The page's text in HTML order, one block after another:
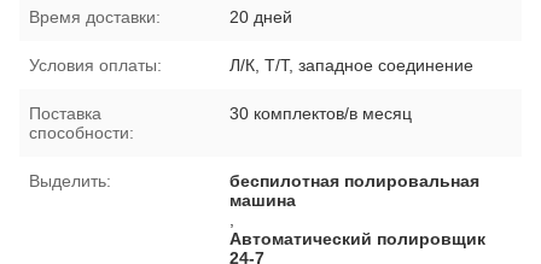
Время доставки: 20 дней
Условия оплаты: Л/К, Т/Т, западное соединение
Поставка
способности:
30 комплектов/в месяц
Выделить:
беспилотная полировальная
машина
Автоматический полировщик
24-7